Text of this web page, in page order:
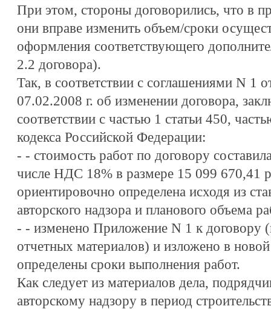
При этом, стороны договорились, что в
они вправе изменить объем/сроки
оформления соответствующего
2.2 договора).
Так, в соответствии с соглашениями N 1
07.02.2008 г. об изменении договора,
соответствии с частью 1 статьи 450,
кодекса Российской Федерации:
- - стоимость работ по договору
числе НДС 18% в размере 15 099 670,41
ориентировочно определена исходя из
авторского надзора и планового объема
- - изменено Приложение N 1 к договору
отчетных материалов) и изложено в
определены сроки выполнения работ.
Как следует из материалов дела,
авторскому надзору в период